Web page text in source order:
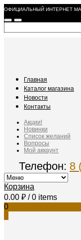
ОФИЦИАЛЬНЫЙ ИНТЕРНЕТ
Главная
Каталог магазина
Новости
Контакты
Акции!
Новинки
Список желаний
Вопросы
Мой аккаунт
Телефон: 8
Корзина
0.00 ₽ / 0 items
0